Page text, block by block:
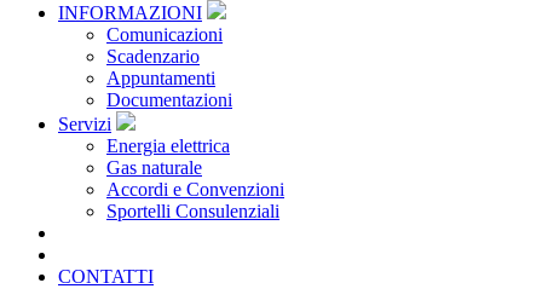
INFORMAZIONI
Comunicazioni
Scadenzario
Appuntamenti
Documentazioni
Servizi
Energia elettrica
Gas naturale
Accordi e Convenzioni
Sportelli Consulenziali
CONTATTI